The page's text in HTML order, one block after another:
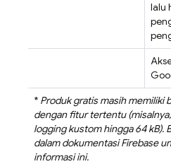
lalu
* Produk gratis masih memiliki
dengan fitur tertentu (misalnya,
logging kustom hingga 64 kB).
dalam dokumentasi Firebase
informasi ini.